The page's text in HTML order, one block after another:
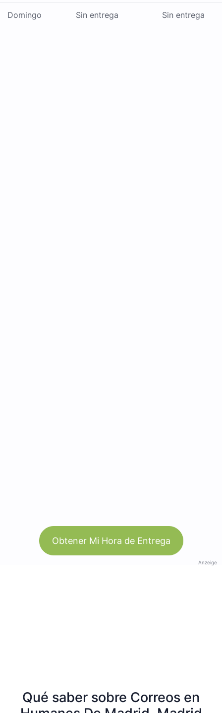
Domingo Sin entrega Sin entrega
Obtener Mi Hora de Entrega
Anzeige
Qué saber sobre Correos en